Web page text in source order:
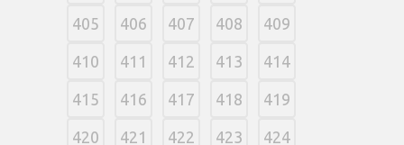
405 406 407 408 409
410 411 412 413 414
415 416 417 418 419
420 421 422 423 424